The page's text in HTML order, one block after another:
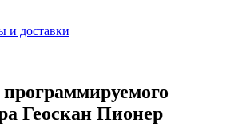
и доставки
Геоскан Пионер